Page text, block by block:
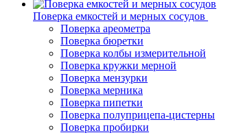
Поверка емкостей и мерных сосудов
Поверка ареометра
Поверка бюретки
Поверка колбы измерительной
Поверка кружки мерной
Поверка мензурки
Поверка мерника
Поверка пипетки
Поверка полуприцепа-цистерны
Поверка пробирки